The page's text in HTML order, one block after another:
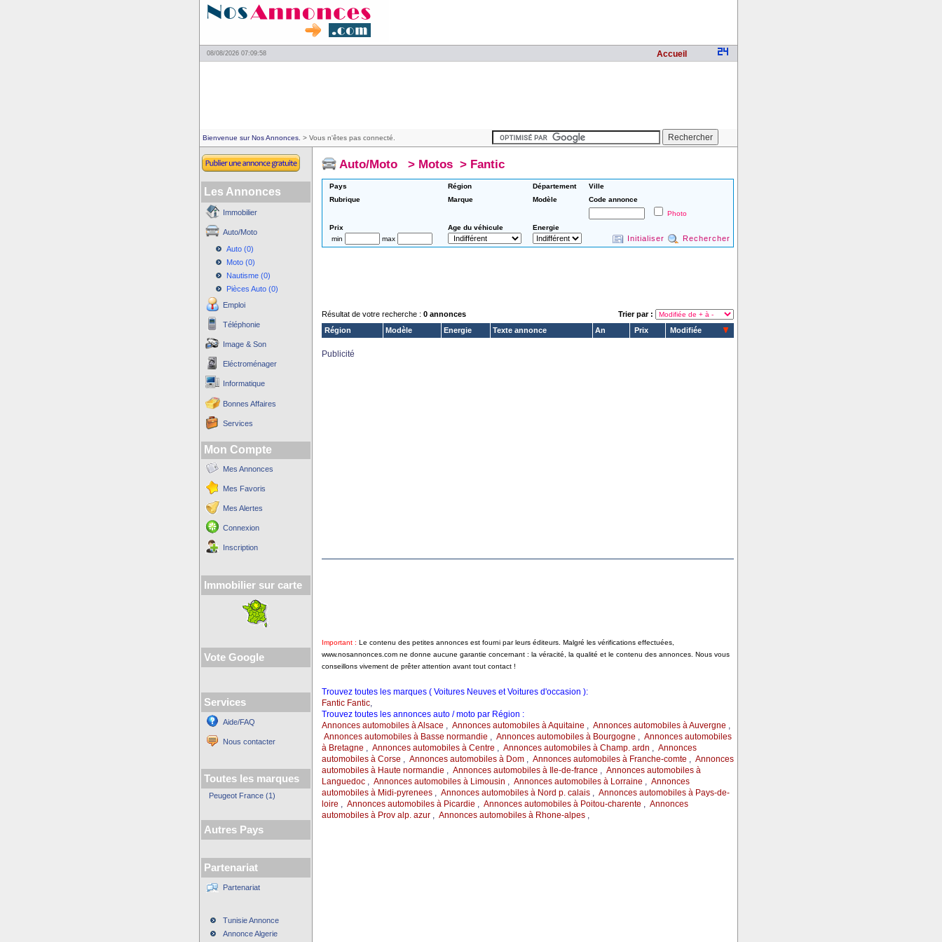
08/08/2026 07:09:58 Accueil
Bienvenue sur Nos Annonces. > Vous n'êtes pas connecté.
Les Annonces
Immobilier
Auto/Moto
Auto (0)
Moto (0)
Nautisme (0)
Pièces Auto (0)
Emploi
Téléphonie
Image & Son
Eléctroménager
Informatique
Bonnes Affaires
Services
Mon Compte
Mes Annonces
Mes Favoris
Mes Alertes
Connexion
Inscription
Immobilier sur carte
Vote Google
Services
Aide/FAQ
Nous contacter
Toutes les marques
Peugeot France (1)
Autres Pays
Partenariat
Partenariat
Tunisie Annonce
Annonce Algerie
Auto/Moto > Motos> Fantic
Pays Région Département
Ville
Rubrique
Marque Modèle
Code annonce
Photo
Prix
Age du véhicule
Energie
min
max Initialiser Rechercher
Résultat de votre recherche : 0 annonces
Trier par :
Région
Modèle Energie Texte annonce An Prix Modifiée
Publicité
Important : Le contenu des petites annonces est fourni par leurs éditeurs. Malgré les vérifications effectuées,
www.nosannonces.com ne donne aucune garantie concernant : la véracité, la qualité et le contenu des annonces. Nous vous
conseillons vivement de prêter attention avant tout contact !
Trouvez toutes les marques ( Voitures Neuves et Voitures d'occasion ):
Fantic Fantic,
Trouvez toutes les annonces auto / moto par Région :
Annonces automobiles à Alsace , Annonces automobiles à Aquitaine , Annonces automobiles à Auvergne ,
Annonces automobiles à Basse normandie , Annonces automobiles à Bourgogne , Annonces automobiles
à Bretagne , Annonces automobiles à Centre , Annonces automobiles à Champ. ardn , Annonces
automobiles à Corse , Annonces automobiles à Dom, Annonces automobiles à Franche-comte , Annonces
automobiles à Haute normandie , Annonces automobiles à Ile-de-france , Annonces automobiles à
Languedoc, Annonces automobiles à Limousin , Annonces automobiles à Lorraine , Annonces
automobiles à Midi-pyrenees, Annonces automobiles à Nord p. calais, Annonces automobiles à Pays-de-
loire , Annonces automobiles à Picardie , Annonces automobiles à Poitou-charente , Annonces
automobiles à Prov alp. azur, Annonces automobiles à Rhone-alpes,